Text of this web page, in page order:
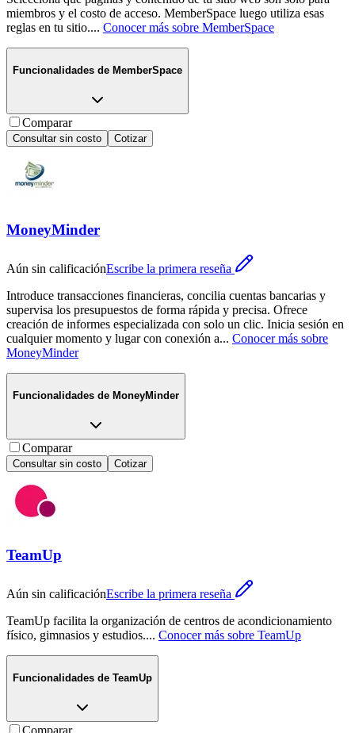
miembros y el costo de acceso. MemberSpace luego utiliza esas
reglas en tu sitio.... Conocer más sobre MemberSpace
Funcionalidades de MemberSpace
Comparar
Consultar sin costo Cotizar
MoneyMinder
Aún sin calificaciónEscribe la primera reseña
Introduce transacciones financieras, concilia cuentas bancarias y
supervisa los presupuestos de forma rápida y precisa. Ofrece
creación de informes especializada con solo un clic. Inicia sesión en
cualquier momento y lugar con conexión a... Conocer más sobre
MoneyMinder
Funcionalidades de MoneyMinder
Comparar
Consultar sin costo Cotizar
TeamUp
Aún sin calificaciónEscribe la primera reseña
TeamUp facilita la organización de centros de acondicionamiento
físico, gimnasios y estudios.... Conocer más sobre TeamUp
Funcionalidades de TeamUp
Comparar